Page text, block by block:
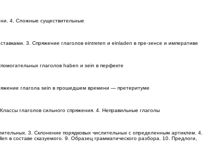
4. Сложные существительные
3. Спряжение глаголов eintreten и einladen в пре-зенсе и императиве
глаголов haben и sein в перфекте
глагола sein в прошедшем времени — претеритуме
глаголов сильного спряжения. 4. Неправильные глаголы
3. Склонение порядковых числительных с определенным артиклем. 4.
в составе сказуемого. 9. Образец грамматического разбора. 10. Предлоги,